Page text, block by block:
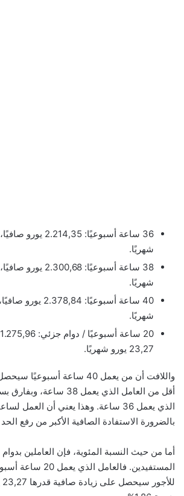
شهريًا.
شهريًا.
شهريًا.
23,27 يورو شهريًا.
واللافت أن من يعمل 40 ساعة
أقل من العامل الذي يعمل
الذي يعمل 36 ساعة. وهذا يعني أن العمل
بالضرورة الاستفادة الصافية الأكبر من رفع الحد
أما من حيث النسبة المئوية، فإن العاملين
المستفيدين. فالعامل